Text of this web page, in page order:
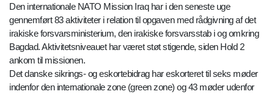
Den internationale NATO Mission Iraq har i den seneste uge
gennemført 83 aktiviteter i relation til opgaven med rådgivning af det
irakiske forsvarsministerium, den irakiske forsvarsstab i og omkring
Bagdad. Aktivitetsniveauet har været støt stigende, siden Hold 2
ankom til missionen.
Det danske sikrings- og eskortebidrag har eskorteret til seks møder
indenfor den internationale zone (green zone) og 43 møder udenfor